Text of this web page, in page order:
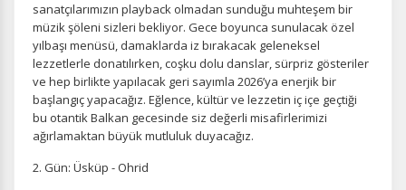
sanatçılarımızın playback olmadan sunduğu muhteşem bir
müzik şöleni sizleri bekliyor. Gece boyunca sunulacak özel
yılbaşı menüsü, damaklarda iz bırakacak geleneksel
lezzetlerle donatılırken, coşku dolu danslar, sürpriz gösteriler
ve hep birlikte yapılacak geri sayımla 2026’ya enerjik bir
başlangıç yapacağız. Eğlence, kültür ve lezzetin iç içe geçtiği
bu otantik Balkan gecesinde siz değerli misafirlerimizi
ağırlamaktan büyük mutluluk duyacağız.
2. Gün: Üsküp - Ohrid